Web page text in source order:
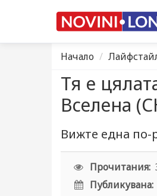
Начало
Тя е
Вселена
Вижте една по-
Прочитания:
Публикувана: